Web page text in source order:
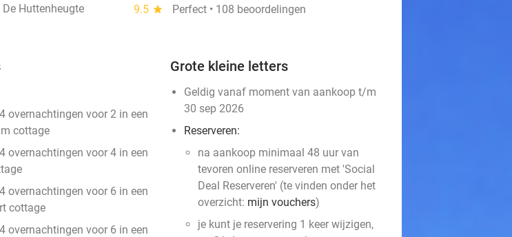
De Huttenheugte 9.5 star
Perfect • 108 beoordelingen
overnachtingen voor 2 in een
cottage
overnachtingen voor 4 in een
overnachtingen voor 6 in een
cottage
overnachtingen voor 6 in een
Grote kleine letters
Geldig vanaf moment van aankoop t/m
30 sep 2026
Reserveren:
na aankoop minimaal 48 uur van
tevoren online reserveren met 'Social
Deal Reserveren' (te vinden onder het
overzicht: mijn vouchers)
je kunt je reservering 1 keer wijzigen,